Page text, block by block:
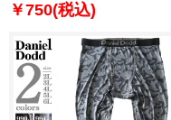
￥750(税込)